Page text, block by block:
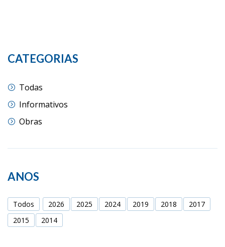
CATEGORIAS
Todas
Informativos
Obras
ANOS
Todos 2026 2025 2024 2019 2018
2017
2015
2014